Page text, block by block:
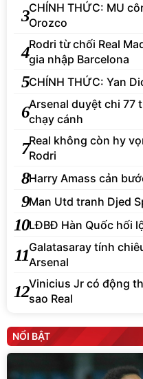
3CHÍNH THỨC: MU
Orozco
4Rodri từ chối Real
gia nhập Barcelona
5CHÍNH THỨC: Yan
6Arsenal duyệt chi 77
chạy cánh
7Real không còn hy
Rodri
8Harry Amass cản
9Man Utd tranh Djed
10LĐBĐ Hàn Quốc hối
11Galatasaray tính
Arsenal
12Vinicius Jr có động
sao Real
NỔI BẬT